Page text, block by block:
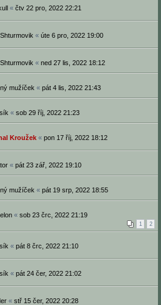
« čtv 22 pro, 2022 22:21
« úte 6 pro, 2022 19:00
« ned 27 lis, 2022 18:12
mužíček « pát 4 lis, 2022 21:43
« sob 29 říj, 2022 21:23
Kroužek « pon 17 říj, 2022 18:12
« pát 23 zář, 2022 19:10
mužíček « pát 19 srp, 2022 18:55
« sob 23 črc, 2022 21:19
1 2
« pát 8 črc, 2022 21:10
« pát 24 čer, 2022 21:02
« stř 15 čer, 2022 20:28